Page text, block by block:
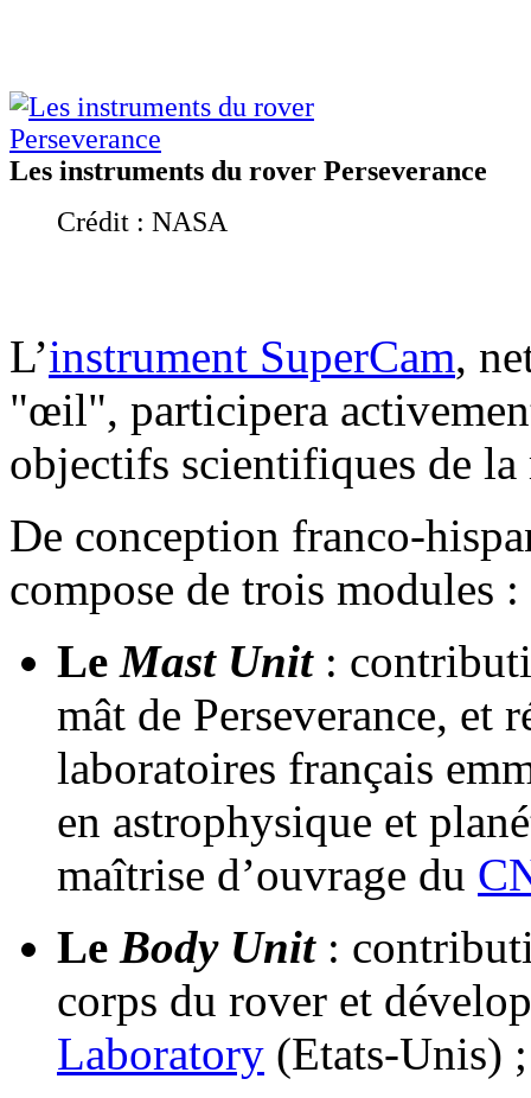
Les instruments du rover Perseverance
Crédit : NASA
L’instrument SuperCam,
"œil", participera
objectifs scientifiques de la
De conception franco-
compose de trois modules :
LeMast Unit:
mât de Perseverance, et
laboratoires français
en astrophysique et
maîtrise d’ouvrage du
Le Body Unit:
corps du rover et
Laboratory (Etats-Unis) ;